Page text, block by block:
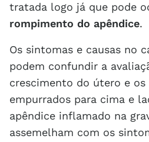
tratada logo já que pode
rompimento do apêndice.
Os sintomas e causas no
podem confundir a
crescimento do útero e os
empurrados para cima e
apêndice inflamado na
assemelham com os